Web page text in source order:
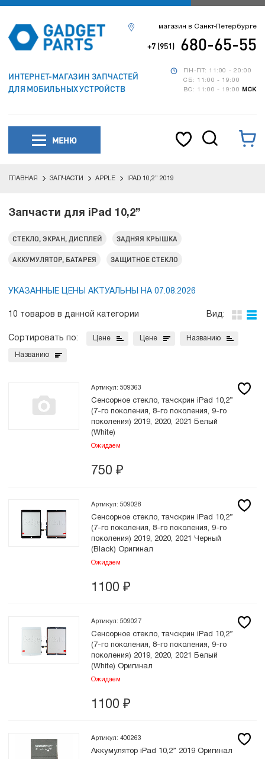
ИНТЕРНЕТ-МАГАЗИН ЗАПЧАСТЕЙ
ДЛЯ МОБИЛЬНЫХ УСТРОЙСТВ
ПН-ПТ: 11:00 - 20:00
СБ: 11:00 - 19:00
ВС: 11:00 - 19:00
МСК
магазин в Санкт-Петербурге
+7 (951) 680-65-55
МЕНЮ
ГЛАВНАЯ ЗАПЧАСТИ APPLE IPAD 10,2” 2019
Запчасти для iPad 10,2”
СТЕКЛО, ЭКРАН, ДИСПЛЕЙ ЗАДНЯЯ КРЫШКА
АККУМУЛЯТОР, БАТАРЕЯ ЗАЩИТНОЕ СТЕКЛО
УКАЗАННЫЕ ЦЕНЫ АКТУАЛЬНЫ НА 07.08.2026
10 товаров в данной категории Вид:
Сортировать по: Цене Цене Названию
Названию
Артикул: 509363
Сенсорное стекло, тачскрин iPad 10,2”
(7-го поколения, 8-го поколения, 9-го
поколения) 2019, 2020, 2021 Белый
(White)
Ожидаем
750 ₽
Артикул: 509028
Сенсорное стекло, тачскрин iPad 10,2”
(7-го поколения, 8-го поколения, 9-го
поколения) 2019, 2020, 2021 Черный
(Black) Оригинал
Ожидаем
1100 ₽
Артикул: 509027
Сенсорное стекло, тачскрин iPad 10,2”
(7-го поколения, 8-го поколения, 9-го
поколения) 2019, 2020, 2021 Белый
(White) Оригинал
Ожидаем
1100 ₽
Артикул: 400263
Аккумулятор iPad 10,2” 2019 Оригинал